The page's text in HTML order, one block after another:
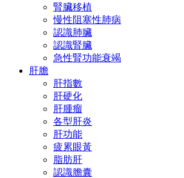
腎臟移植
慢性阻塞性肺病
認識肺臟
認識腎臟
急性腎功能衰竭
肝膽
肝指數
肝硬化
肝腫瘤
各型肝炎
肝功能
疲累眼黃
脂肪肝
認識膽囊